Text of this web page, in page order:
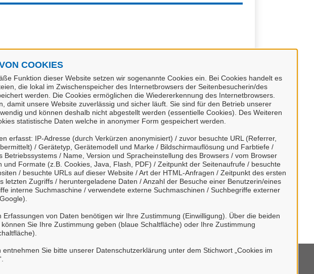
COOKIES
Funktion dieser Website setzen wir sogenannte Cookies ein. Bei Cookies handelt es
die lokal im Zwischenspeicher des Internetbrowsers der Seitenbesucherin/des
werden. Die Cookies ermöglichen die Wiedererkennung des Internetbrowsers.
damit unsere Website zuverlässig und sicher läuft. Sie sind für den Betrieb unserer
und können deshalb nicht abgestellt werden (essentielle Cookies). Des Weiteren
statistische Daten welche in anonymer Form gespeichert werden.
erfasst: IP-Adresse (durch Verkürzen anonymisiert) / zuvor besuchte URL (Referrer,
/ Gerätetyp, Gerätemodell und Marke / Bildschirmauflösung und Farbtiefe /
Betriebssystems / Name, Version und Spracheinstellung des Browsers / vom Browser
und Formate (z.B. Cookies, Java, Flash, PDF) / Zeitpunkt der Seitenaufrufe / besuchte
/ besuchte URLs auf dieser Website / Art der HTML-Anfragen / Zeitpunkt des ersten
letzten Zugriffs / heruntergeladene Daten / Anzahl der Besuche einer Benutzerin/eines
interne Suchmaschine / verwendete externe Suchmaschinen / Suchbegriffe externer
Erfassungen von Daten benötigen wir Ihre Zustimmung (Einwilligung). Über die beiden
Sie Ihre Zustimmung geben (blaue Schaltfläche) oder Ihre Zustimmung
Sie bitte unserer Datenschutzerklärung unter dem Stichwort „Cookies im
insbesondere:
(VwVfG) möglich.
zur Kenntnis genommen und willigen der
Celle ein.